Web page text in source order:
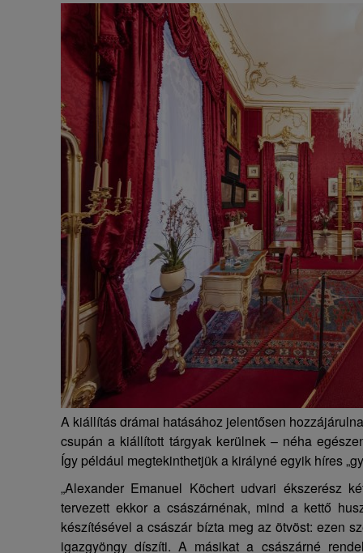
A kiállítás drámai hatásához jelentősen
csupán a kiállított tárgyak kerülnek – néha
Így például megtekinthetjük a királyné egyik híres
„Alexander Emanuel Köchert udvari ékszerész
tervezett ekkor a császárnénak, mind a kettő
készítésével a császár bízta meg az ötvöst: ezen
igazgyöngy díszíti. A másikat a császárné